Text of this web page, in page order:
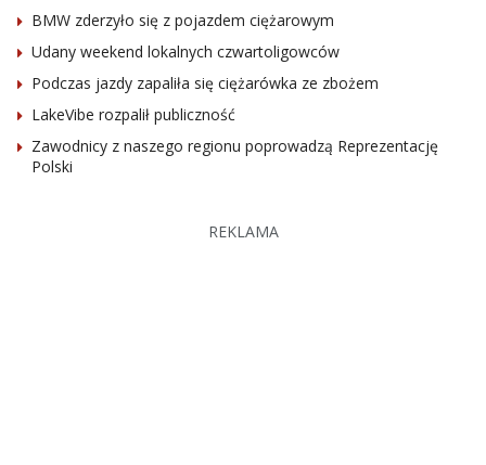
BMW zderzyło się z pojazdem ciężarowym
Udany weekend lokalnych czwartoligowców
Podczas jazdy zapaliła się ciężarówka ze zbożem
LakeVibe rozpalił publiczność
Zawodnicy z naszego regionu poprowadzą Reprezentację
Polski
REKLAMA